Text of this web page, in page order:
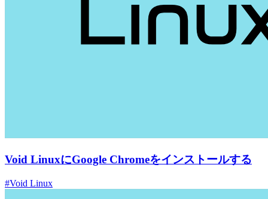
Void LinuxにGoogle Chromeをインストールする
#Void Linux